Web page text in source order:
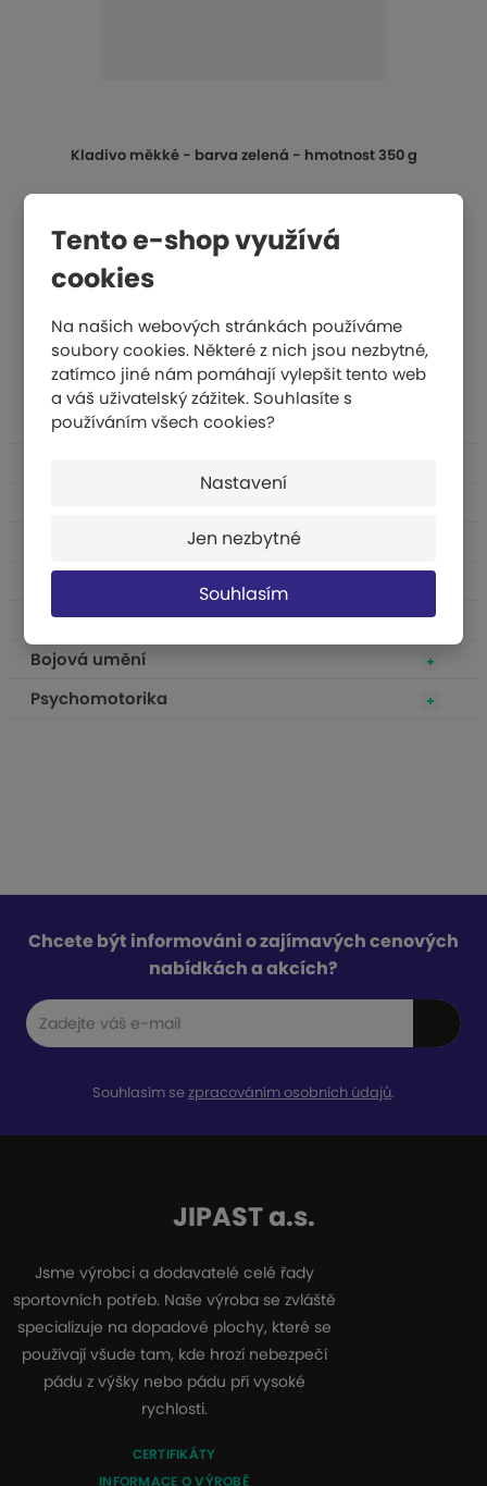
Tento e-shop využívá
cookies
Na našich webových stránkách používáme
soubory cookies. Některé z nich jsou nezbytné,
zatímco jiné nám pomáhají vylepšit tento web
a váš uživatelský zážitek. Souhlasíte s
používáním všech cookies?
Nastavení
Jen nezbytné
Souhlasím
Kladivo měkké - barva zelená - hmotnost 350 g
KOUPIT
Atletika
Školní sport
Volný čas
Bojová umění
Psychomotorika
Chcete být informováni o zajímavých cenových
nabídkách a akcích?
Souhlasím sezpracováním osobních údajů.
JIPAST a.s.
Jsme výrobci a dodavatelé celé řady
sportovních potřeb. Naše výroba se zvláště
specializuje na dopadové plochy, které se
používají všude tam, kde hrozí nebezpečí
pádu z výšky nebo pádu při vysoké
rychlosti.
CERTIFIKÁTY
INFORMACE O VÝROBĚ